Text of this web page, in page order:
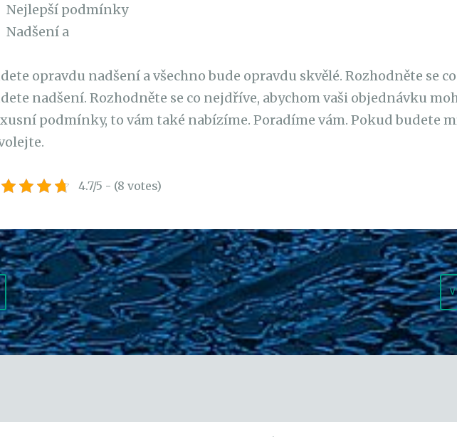
Nejlepší podmínky
Nadšení a
opravdu nadšení a všechno bude opravdu skvělé. Rozhodněte se
nadšení. Rozhodněte se co nejdříve, abychom vaši objednávku
podmínky, to vám také nabízíme. Poradíme vám. Pokud budete
4.7/5 - (8 votes)